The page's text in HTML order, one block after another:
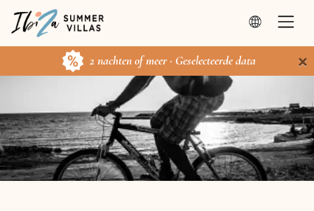
2 nachten of meer · Geselecteerde data ×